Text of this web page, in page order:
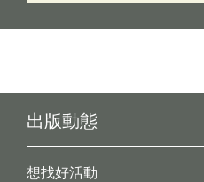
出版動態
想找好活動